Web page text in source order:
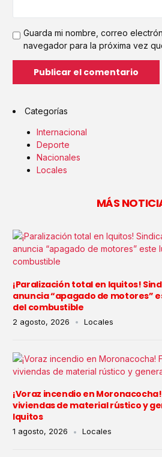
Guarda mi nombre, correo
navegador para la próxima vez
Categorías
Internacional
Deporte
Nacionales
Locales
MÁS
¡Paralización total en Iquitos!
anuncia “apagado de motores”
del combustible
2 agosto, 2026 Locales
¡Voraz incendio en
viviendas de material rústico y
Iquitos
1 agosto, 2026 Locales